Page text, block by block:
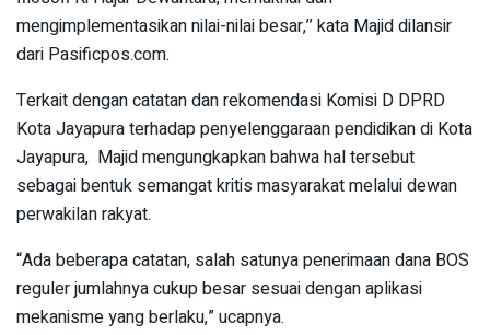
mengimplementasikan nilai-nilai besar,’’ kata Majid dilansir
dari Pasificpos.com.
Terkait dengan catatan dan rekomendasi Komisi D DPRD
Kota Jayapura terhadap penyelenggaraan pendidikan di Kota
Jayapura, Majid mengungkapkan bahwa hal tersebut
sebagai bentuk semangat kritis masyarakat melalui dewan
perwakilan rakyat.
“Ada beberapa catatan, salah satunya penerimaan dana BOS
reguler jumlahnya cukup besar sesuai dengan aplikasi
mekanisme yang berlaku,” ucapnya.